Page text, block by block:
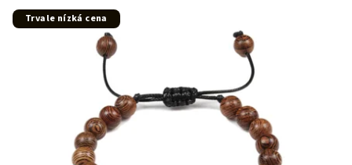
Trvale nízká cena